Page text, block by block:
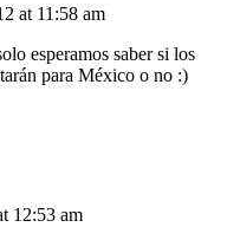
at 11:58 am
esperamos saber si los
para México o no :)
12:53 am